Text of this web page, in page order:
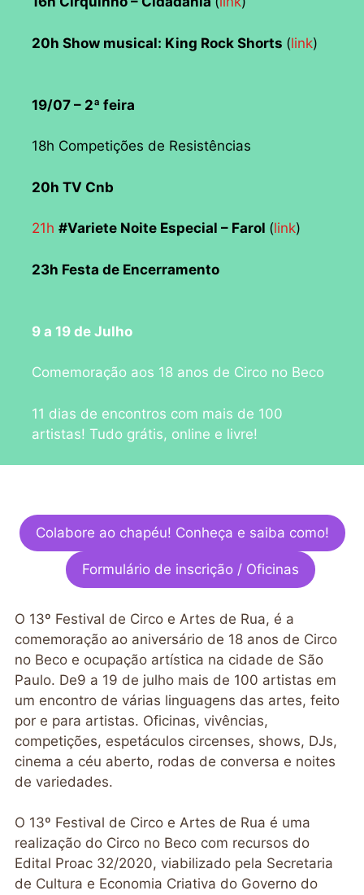
20h Show musical: King Rock Shorts (link)
19/07 – 2ª feira
18h Competições de Resistências
20h TV Cnb
21h #Variete Noite Especial – Farol (link)
23h Festa de Encerramento
9 a 19 de Julho
Comemoração aos 18 anos de Circo no Beco
11 dias de encontros com mais de 100
artistas! Tudo grátis, online e livre!
Colabore ao chapéu! Conheça e saiba como!
Formulário de inscrição / Oficinas
O 13º Festival de Circo e Artes de Rua, é a
comemoração ao aniversário de 18 anos de Circo
no Beco e ocupação artística na cidade de São
Paulo. De9 a 19 de julho mais de 100 artistas em
um encontro de várias linguagens das artes, feito
por e para artistas. Oficinas, vivências,
competições, espetáculos circenses, shows, DJs,
cinema a céu aberto, rodas de conversa e noites
de variedades.
O 13º Festival de Circo e Artes de Rua é uma
realização do Circo no Beco com recursos do
Edital Proac 32/2020, viabilizado pela Secretaria
de Cultura e Economia Criativa do Governo do